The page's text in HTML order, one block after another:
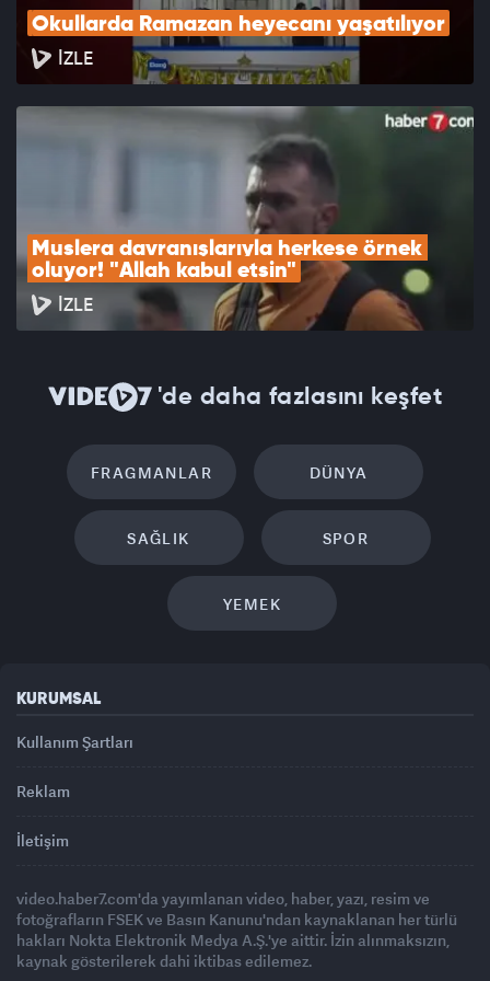
Okullarda Ramazan heyecanı yaşatılıyor
İZLE
Muslera davranışlarıyla herkese örnek
oluyor! "Allah kabul etsin"
İZLE
'de daha fazlasını keşfet
FRAGMANLAR DÜNYA
SAĞLIK SPOR
YEMEK
KURUMSAL
Kullanım Şartları
Reklam
İletişim
video.haber7.com'da yayımlanan video, haber, yazı, resim ve
fotoğrafların FSEK ve Basın Kanunu'ndan kaynaklanan her türlü
hakları Nokta Elektronik Medya A.Ş.'ye aittir. İzin alınmaksızın,
kaynak gösterilerek dahi iktibas edilemez.